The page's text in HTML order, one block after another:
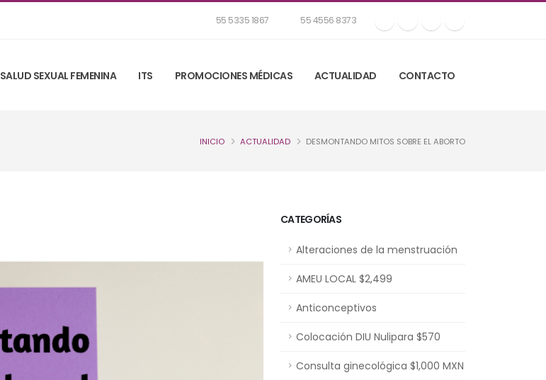
55 5335 1867 55 4556 8373
SALUD SEXUAL FEMENINA ITS PROMOCIONES MÉDICAS ACTUALIDAD CONTACTO
INICIO ACTUALIDAD DESMONTANDO MITOS SOBRE EL ABORTO
CATEGORÍAS
Alteraciones de la menstruación
AMEU LOCAL $2,499
Anticonceptivos
Colocación DIU Nulipara $570
Consulta ginecológica $1,000 MXN